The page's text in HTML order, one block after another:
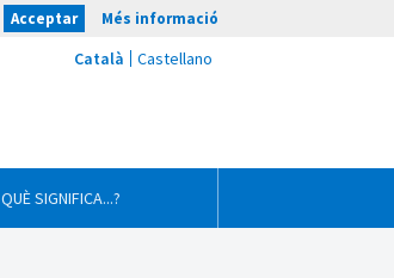
Acceptar Més informació
QUÈ SIGNIFICA...?